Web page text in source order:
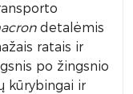
detalėmis
ratais ir
po žingsnio
kūrybingai ir